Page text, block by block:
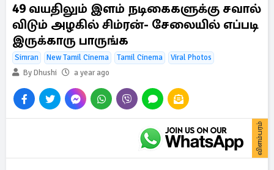
49 வயதிலும் இளம் நடிகைகளுக்கு சவால்
விடும் அழகில் சிம்ரன்- சேலையில் எப்படி
இருக்காரு பாருங்க
Simran New Tamil Cinema Tamil Cinema
Viral Photos
By Dhushi
a year ago
விளம்பரம்